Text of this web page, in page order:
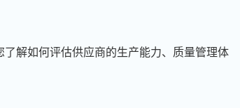
解如何评估供应商的生产能力、质量管理体